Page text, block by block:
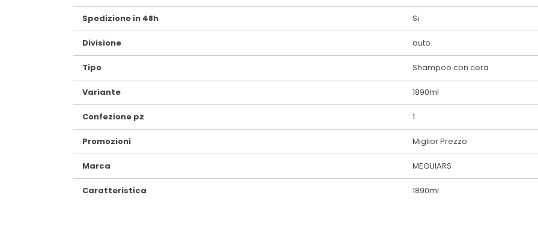
Spedizione in 48h Si
Divisione auto
Tipo Shampoo con cera
Variante 1890ml
Confezione pz 1
Promozioni Miglior Prezzo
Marca MEGUIARS
Caratteristica 1890ml